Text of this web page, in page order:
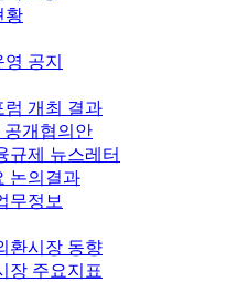
황
공지
럼 개최 결과
공개협의안
규제 뉴스레터
논의결과
무정보
환시장 동향
장 주요지표